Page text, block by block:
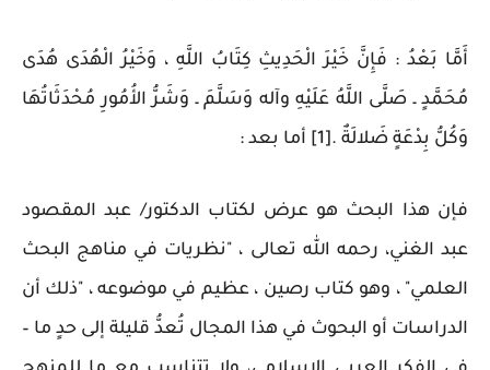
أَمَّا بَعْدُ ‏:‏ فَإِنَّ خَيْرَ الْحَدِيثِ كِتَابُ اللَّهِ ، وَخَيْرُ الْهُدَى هُدَى
مُحَمَّدٍ ـ صَلَّى اللَّهُ عَلَيْهِ وآله وَسَلَّمَ ـ وَشَرُّ الأُمُورِ مُحْدَثَاتُهَا
وَكُلُّ بِدْعَةٍ ضَلالَةٌ .[1] أما بعد :
فإن هذا البحث هو عرض لكتاب الدكتور/ عبد المقصود
عبد الغني، رحمه الله تعالى ، "نظريات في مناهج البحث
العلمي" ، وهو كتاب رصين ، عظيم في موضوعه ، "ذلك أن
الدراسات أو البحوث في هذا المجال تُعدُّ قليلة إلى حدٍ ما –